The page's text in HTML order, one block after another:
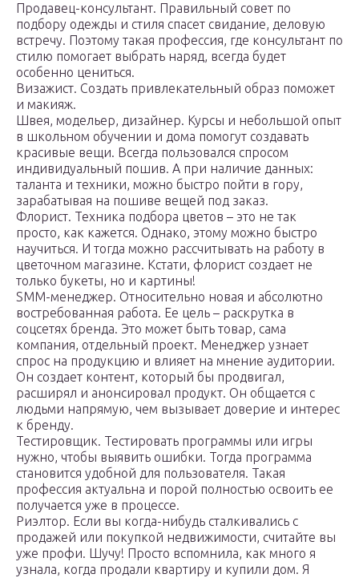
Продавец-консультант. Правильный совет по
подбору одежды и стиля спасет свидание, деловую
встречу. Поэтому такая профессия, где консультант по
стилю помогает выбрать наряд, всегда будет
особенно цениться.
Визажист. Создать привлекательный образ поможет
и макияж.
Швея, модельер, дизайнер. Курсы и небольшой опыт
в школьном обучении и дома помогут создавать
красивые вещи. Всегда пользовался спросом
индивидуальный пошив. А при наличие данных:
таланта и техники, можно быстро пойти в гору,
зарабатывая на пошиве вещей под заказ.
Флорист. Техника подбора цветов – это не так
просто, как кажется. Однако, этому можно быстро
научиться. И тогда можно рассчитывать на работу в
цветочном магазине. Кстати, флорист создает не
только букеты, но и картины!
SMM-менеджер. Относительно новая и абсолютно
востребованная работа. Ее цель – раскрутка в
соцсетях бренда. Это может быть товар, сама
компания, отдельный проект. Менеджер узнает
спрос на продукцию и влияет на мнение аудитории.
Он создает контент, который бы продвигал,
расширял и анонсировал продукт. Он общается с
людьми напрямую, чем вызывает доверие и интерес
к бренду.
Тестировщик. Тестировать программы или игры
нужно, чтобы выявить ошибки. Тогда программа
становится удобной для пользователя. Такая
профессия актуальна и порой полностью освоить ее
получается уже в процессе.
Риэлтор. Если вы когда-нибудь сталкивались с
продажей или покупкой недвижимости, считайте вы
уже профи. Шучу! Просто вспомнила, как много я
узнала, когда продали квартиру и купили дом. Я